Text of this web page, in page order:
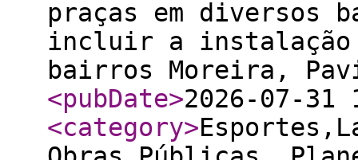
praças em diversos
incluir a instalação
bairros Moreira,
<pubDate>2026-07-31
<category>